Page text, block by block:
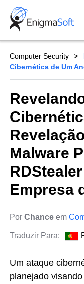
Skip
content
Computer Security
Cibernética de Um
Malware
Empresa
Por Chance em
Traduzir Para:
Um ataque
planejado